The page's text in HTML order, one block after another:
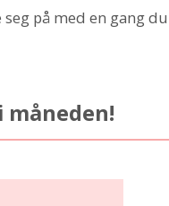
på med en gang du